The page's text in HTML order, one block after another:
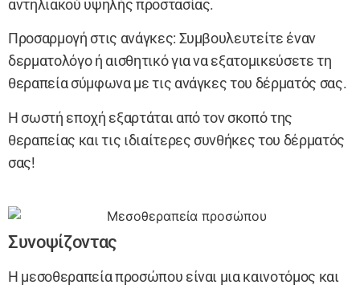
αντηλιακού υψηλής προστασίας.
Προσαρμογή στις ανάγκες: Συμβουλευτείτε έναν
δερματολόγο ή αισθητικό για να εξατομικεύσετε τη
θεραπεία σύμφωνα με τις ανάγκες του δέρματός σας.
Η σωστή εποχή εξαρτάται από τον σκοπό της
θεραπείας και τις ιδιαίτερες συνθήκες του δέρματός
σας!
Συνοψίζοντας
Η μεσοθεραπεία προσώπου είναι μια καινοτόμος και